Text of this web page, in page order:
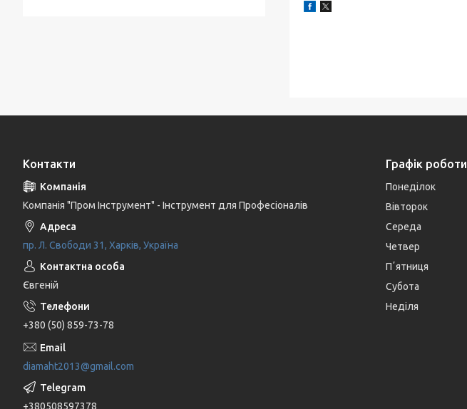
Контакти
Компанія "Пром Інструмент" - Інструмент для Професіоналів
пр. Л. Свободи 31, Харків, Україна
Євгеній
+380 (50) 859-73-78
diamaht2013@gmail.com
+380508597378
Графік роботи
Понеділок
Вівторок
Середа
Четвер
Пʼятниця
Субота
Неділя